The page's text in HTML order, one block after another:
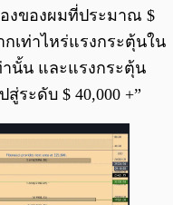
งของผมที่ประมาณ $
กเท่าไหร่แรงกระตุ้นใน
านั้น และแรงกระตุ้น
ระดับ ​​$ 40,000 +”